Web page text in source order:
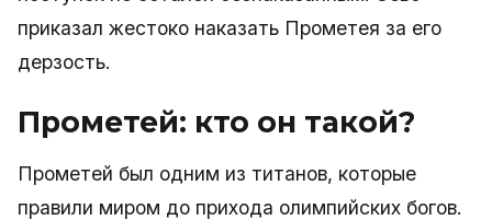
приказал жестоко наказать Прометея за его
дерзость.
Прометей: кто он такой?
Прометей был одним из титанов, которые
правили миром до прихода олимпийских богов.